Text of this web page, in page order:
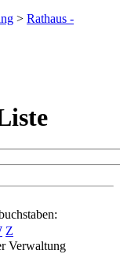
> Rathaus -
Z
Verwaltung